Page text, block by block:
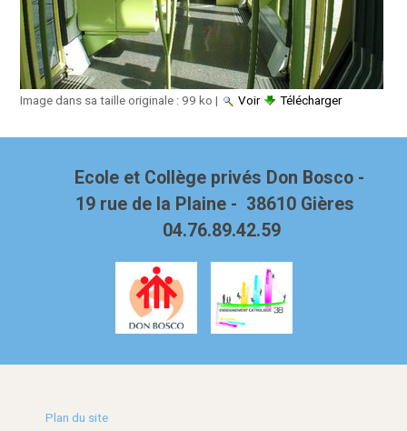
Image dans sa taille originale : 99 ko | Voir Télécharger
Ecole et Collège privés Don Bosco -
19 rue de la Plaine - 38610 Gières
04.76.89.42.59
Plan du site